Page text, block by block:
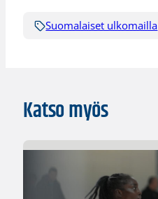
Suomalaiset ulkomailla
Katso myös